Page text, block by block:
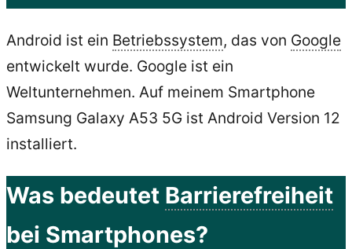
Android ist ein Betriebssystem, das von Google
entwickelt wurde. Google ist ein
Weltunternehmen. Auf meinem Smartphone
Samsung Galaxy A53 5G ist Android Version 12
installiert.
Was bedeutet Barrierefreiheit
bei Smartphones?